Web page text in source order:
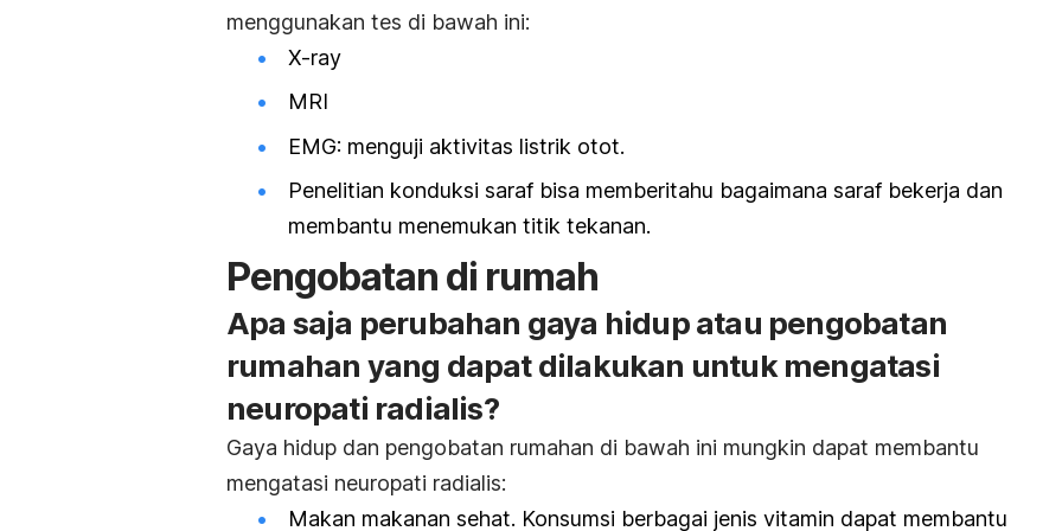
menggunakan tes di bawah ini:
X-ray
MRI
EMG: menguji aktivitas listrik otot.
Penelitian konduksi saraf bisa memberitahu bagaimana saraf bekerja dan
membantu menemukan titik tekanan.
Pengobatan di rumah
Apa saja perubahan gaya hidup atau pengobatan
rumahan yang dapat dilakukan untuk mengatasi
neuropati radialis?
Gaya hidup dan pengobatan rumahan di bawah ini mungkin dapat membantu
mengatasi neuropati radialis:
Makan makanan sehat. Konsumsi berbagai jenis vitamin dapat membantu